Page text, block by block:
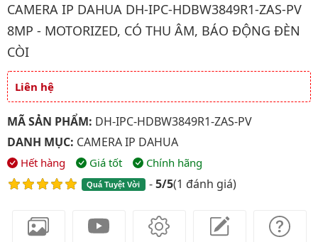
CAMERA IP DAHUA DH-IPC-HDBW3849R1-ZAS-PV
8MP - MOTORIZED, CÓ THU ÂM, BÁO ĐỘNG ĐÈN
CÒI
Giá và khuyến mãi
Liên hệ
MÃ SẢN PHẨM: DH-IPC-HDBW3849R1-ZAS-PV
DANH MỤC: CAMERA IP DAHUA
Hết hàng Giá tốt Chính hãng
Quá Tuyệt Vời -5/5(1 đánh giá)